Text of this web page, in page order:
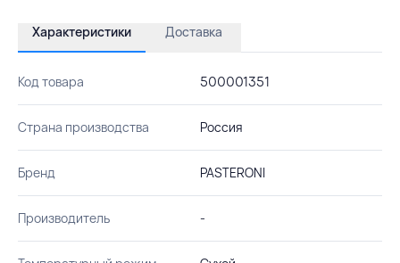
Характеристики Доставка
Код товара 500001351
Страна производства Россия
Бренд PASTERONI
Производитель -